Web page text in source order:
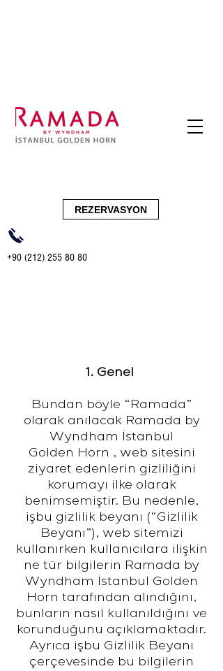
REZERVASYON
+90 (212) 255 80 80
1. Genel
Bundan böyle “Ramada”
olarak anılacak Ramada by
Wyndham İstanbul
Golden Horn , web sitesini
ziyaret edenlerin gizliliğini
korumayı ilke olarak
benimsemiştir. Bu nedenle,
işbu gizlilik beyanı (“Gizlilik
Beyanı”), web sitemizi
kullanırken kullanıcılara ilişkin
ne tür bilgilerin Ramada by
Wyndham İstanbul Golden
Horn tarafından alındığını,
bunların nasıl kullanıldığını ve
korunduğunu açıklamaktadır.
Ayrıca işbu Gizlilik Beyanı
çerçevesinde bu bilgilerin